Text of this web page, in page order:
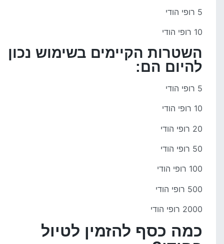
השטרות הקיימים בשימוש נכון
להיום הם:
20 רופי הודי
50 רופי הודי
100 רופי הודי
500 רופי הודי
2000 רופי הודי
כמה כסף להזמין לטיול